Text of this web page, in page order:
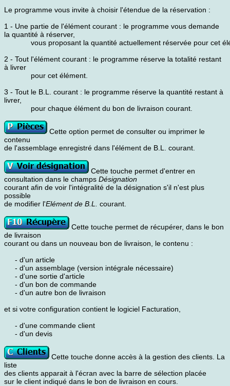
Le programme vous invite à choisir l'étendue de la réservation :
1 - Une partie de l'élément courant : le programme vous demande
la quantité à réserver,
vous proposant la quantité actuellement réservée pour cet
2 - Tout l'élément courant : le programme réserve la totalité restant
à livrer
pour cet élément.
3 - Tout le B.L. courant : le programme réserve la quantité restant à
livrer,
pour chaque élément du bon de livraison courant.
Cette option permet de consulter ou imprimer le
contenu
de l'assemblage enregistré dans l'élément de B.L. courant.
Cette touche permet d'entrer en
consultation dans le champs Désignation
courant afin de voir l'intégralité de la désignation s'il n'est plus
possible
de modifier l'Elément de B.L. courant.
Cette touche permet de récupérer, dans le bon
de livraison
courant ou dans un nouveau bon de livraison, le contenu :
- d'un article
- d'un assemblage (version intégrale nécessaire)
- d'une sortie d'article
- d'un bon de commande
- d'un autre bon de livraison
et si votre configuration contient le logiciel Facturation,
- d'une commande client
- d'un devis
Cette touche donne accès à la gestion des clients. La
liste
des clients apparait à l'écran avec la barre de sélection placée
sur le client indiqué dans le bon de livraison en cours.